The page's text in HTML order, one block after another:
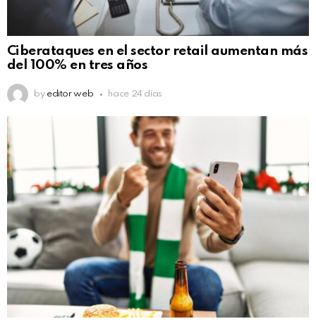
Ciberataques en el sector retail aumentan más
del 100% en tres años
by editor web hace 24 días